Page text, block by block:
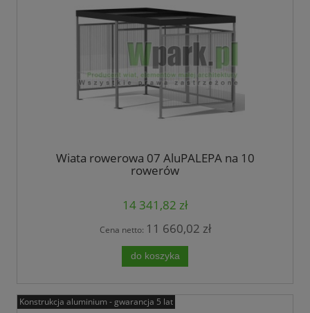
Wiata rowerowa 07 AluPALEPA na 10
rowerów
14 341,82 zł
Cena netto: 11 660,02 zł
do koszyka
Konstrukcja aluminium - gwarancja 5 lat